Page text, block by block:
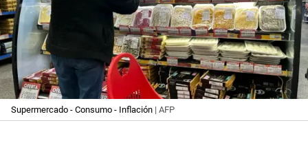
Supermercado - Consumo - Inflación | AFP